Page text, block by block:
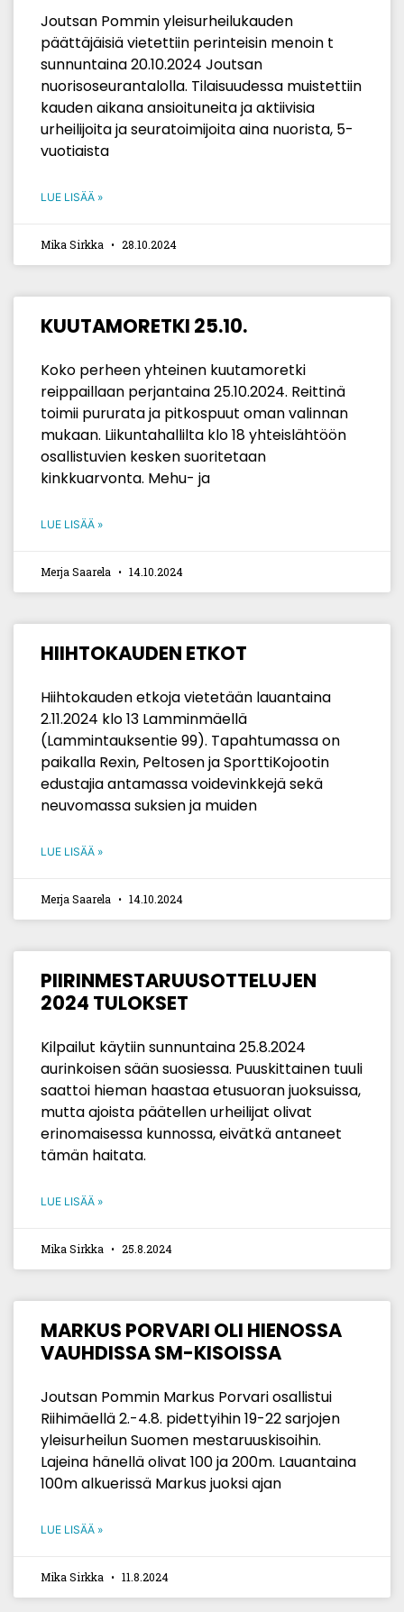
Joutsan Pommin yleisurheilukauden
päättäjäisiä vietettiin perinteisin menoin t
sunnuntaina 20.10.2024 Joutsan
nuorisoseurantalolla. Tilaisuudessa muistettiin
kauden aikana ansioituneita ja aktiivisia
urheilijoita ja seuratoimijoita aina nuorista, 5-
vuotiaista
LUE LISÄÄ »
Mika Sirkka 28.10.2024
KUUTAMORETKI 25.10.
Koko perheen yhteinen kuutamoretki
reippaillaan perjantaina 25.10.2024. Reittinä
toimii pururata ja pitkospuut oman valinnan
mukaan. Liikuntahallilta klo 18 yhteislähtöön
osallistuvien kesken suoritetaan
kinkkuarvonta. Mehu- ja
LUE LISÄÄ »
Merja Saarela 14.10.2024
HIIHTOKAUDEN ETKOT
Hiihtokauden etkoja vietetään lauantaina
2.11.2024 klo 13 Lamminmäellä
(Lammintauksentie 99). Tapahtumassa on
paikalla Rexin, Peltosen ja SporttiKojootin
edustajia antamassa voidevinkkejä sekä
neuvomassa suksien ja muiden
LUE LISÄÄ »
Merja Saarela 14.10.2024
PIIRINMESTARUUSOTTELUJEN
2024 TULOKSET
Kilpailut käytiin sunnuntaina 25.8.2024
aurinkoisen sään suosiessa. Puuskittainen tuuli
saattoi hieman haastaa etusuoran juoksuissa,
mutta ajoista päätellen urheilijat olivat
erinomaisessa kunnossa, eivätkä antaneet
tämän haitata.
LUE LISÄÄ »
Mika Sirkka 25.8.2024
MARKUS PORVARI OLI HIENOSSA
VAUHDISSA SM-KISOISSA
Joutsan Pommin Markus Porvari osallistui
Riihimäellä 2.-4.8. pidettyihin 19-22 sarjojen
yleisurheilun Suomen mestaruuskisoihin.
Lajeina hänellä olivat 100 ja 200m. Lauantaina
100m alkuerissä Markus juoksi ajan
LUE LISÄÄ »
Mika Sirkka 11.8.2024